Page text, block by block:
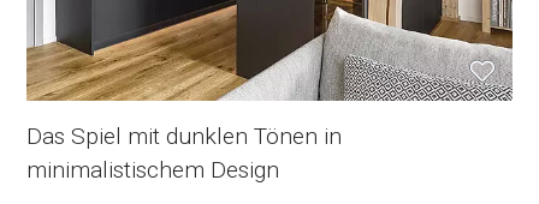
Das Spiel mit dunklen Tönen in
minimalistischem Design